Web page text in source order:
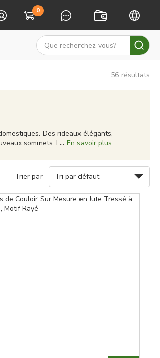
0
56 résultats
Des rideaux élégants,
sommets. Nos produits ne
En savoir plus
Trier par Tri par défaut